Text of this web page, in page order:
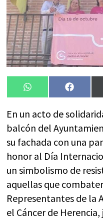
Compartir
en
WhatsApp
en
En un acto de
balcón del
su fachada con una
honor al Día
un simbolismo de
aquellas que
Representantes de la
el Cáncer de